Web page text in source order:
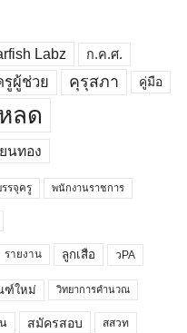
Labz ก.ค.ศ.
รูผู้ช่วย คุรุสภา คู่มือ
ลด
นทอง
รรจุครู พนักงานราชการ
รายงาน ลูกเสือ วPA
ฑ์ใหม่ วิทยาการคำนวณ
สมัครสอบ สสวท